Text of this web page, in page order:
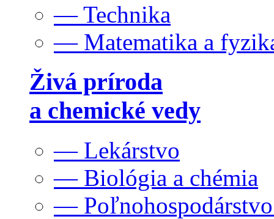
— Technika
— Matematika a
Živá príroda
a chemické vedy
— Lekárstvo
— Biológia a chémia
—